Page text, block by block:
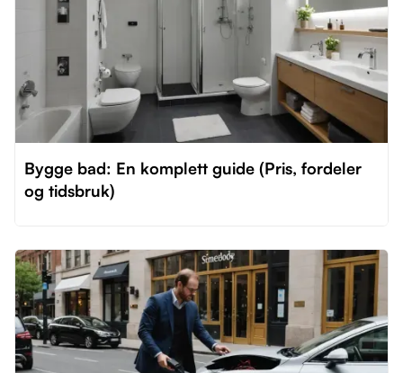
Bygge bad: En komplett guide (Pris, fordeler
og tidsbruk)